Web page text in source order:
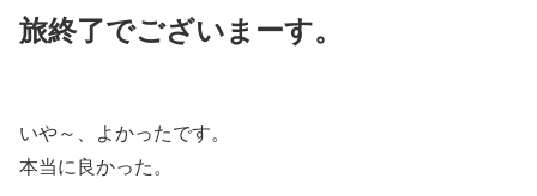
旅終了でございまーす。
いや～、よかったです。
本当に良かった。